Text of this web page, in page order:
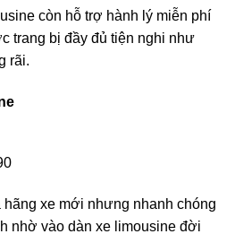
còn hỗ trợ hành lý miễn phí
trang bị đầy đủ tiện nghi như
rãi.
hãng xe mới nhưng nhanh chóng
nhờ vào dàn xe limousine đời